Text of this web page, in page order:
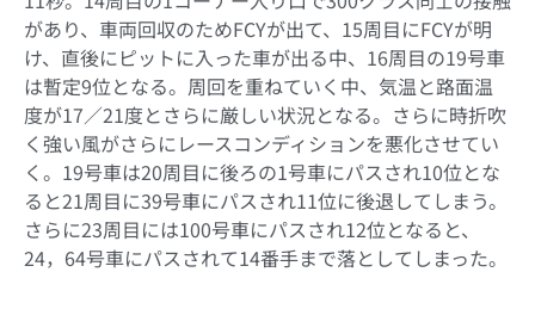
があり、車両回収のためFCYが出て、15周目にFCYが明
け、直後にピットに入った車が出る中、16周目の19号車
は暫定9位となる。周回を重ねていく中、気温と路面温
度が17／21度とさらに厳しい状況となる。さらに時折吹
く強い風がさらにレースコンディションを悪化させてい
く。19号車は20周目に後ろの1号車にパスされ10位とな
ると21周目に39号車にパスされ11位に後退してしまう。
さらに23周目には100号車にパスされ12位となると、
24，64号車にパスされて14番手まで落としてしまった。